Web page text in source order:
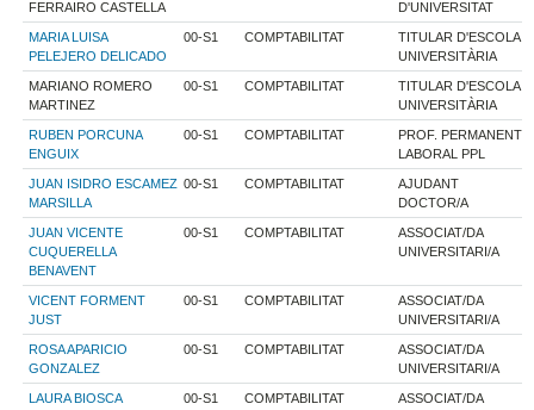
FERRAIRO CASTELLA
D'UNIVERSITAT
MARIA LUISA
PELEJERO DELICADO
00-S1 COMPTABILITAT
TITULAR D'ESCOLA
UNIVERSITÀRIA
MARIANO ROMERO
MARTINEZ
00-S1 COMPTABILITAT
TITULAR D'ESCOLA
UNIVERSITÀRIA
RUBEN PORCUNA
ENGUIX
00-S1 COMPTABILITAT
PROF. PERMANENT
LABORAL PPL
JUAN ISIDRO ESCAMEZ
MARSILLA
00-S1 COMPTABILITAT
AJUDANT
DOCTOR/A
JUAN VICENTE
CUQUERELLA
BENAVENT
00-S1 COMPTABILITAT
ASSOCIAT/DA
UNIVERSITARI/A
VICENT FORMENT
JUST
00-S1 COMPTABILITAT
ASSOCIAT/DA
UNIVERSITARI/A
ROSA APARICIO
GONZALEZ
00-S1 COMPTABILITAT
ASSOCIAT/DA
UNIVERSITARI/A
LAURA BIOSCA
00-S1 COMPTABILITAT
ASSOCIAT/DA